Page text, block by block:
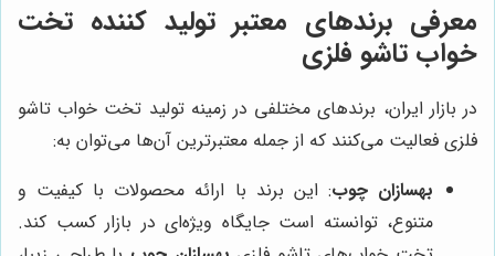
معرفی برندهای معتبر تولید کننده تخت
خواب تاشو فلزی
در بازار ایران، برندهای مختلفی در زمینه تولید تخت خواب تاشو
فلزی فعالیت می‌کنند که از جمله معتبرترین آن‌ها می‌توان به:
بهسازان چوب: این برند با ارائه محصولات با کیفیت و
متنوع، توانسته است جایگاه ویژه‌ای در بازار کسب کند.